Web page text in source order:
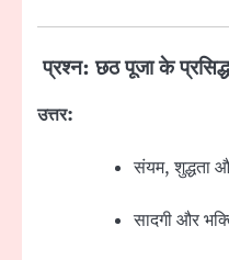
प्रश्न: छठ पूजा के
उत्तर:
संयम, शुद्धता
सादगी और